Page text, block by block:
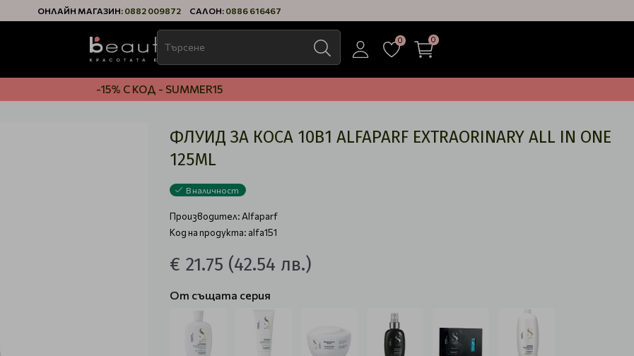
ОНЛАЙН МАГАЗИН: 0882 009872 САЛОН: 0886 616467
0 0
-15% С КОД - SUMMER15
ФЛУИД ЗА КОСА 10В1 ALFAPARF EXTRAORINARY ALL IN ONE
125ML
В наличност
Производител: Alfaparf
Код на продукта: alfa151
€ 21.75 (42.54 лв.)
От същата серия